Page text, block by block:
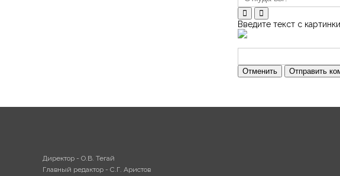
Введите текст с
Отменить Отправить
Директор - О.В. Тегай
Главный редактор - С.Г. Аристов